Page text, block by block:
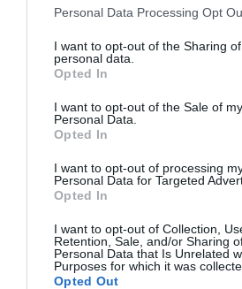
Please note that this website/app
not limited to your visit or usage
grant or deny consent to Google and
use your data for below specified
consent section.
Personal Data Processing Opt
I want to opt-out of the Sharing
personal data.
Opted In
I want to opt-out of the Sale of my
Personal Data.
Opted In
I want to opt-out of processing
Personal Data for Targeted
Opted In
I want to opt-out of Collection,
Retention, Sale, and/or Sharing
Personal Data that Is Unrelated
Purposes for which it was
Opted Out
Pár éve alig ismerték, ma már
spárgafajta
Egyre látványosabban tolódik a
felkapott zöldségnek.